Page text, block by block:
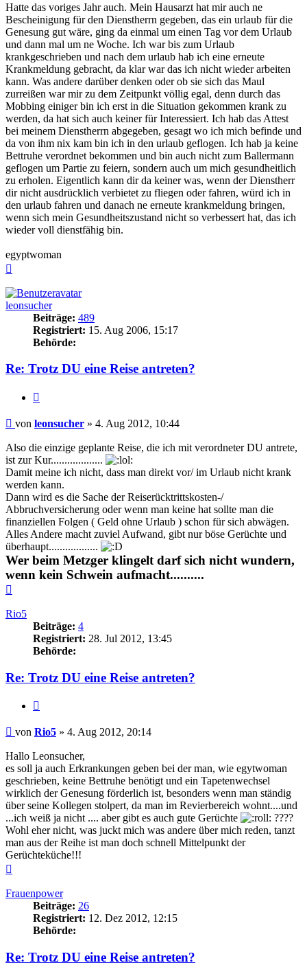
Hatte das voriges Jahr auch. Mein Hausarzt hat mir auch ne
Bescheinigung für den Dienstherrn gegeben, das ein urlaub für die
Genesung gut wäre, ging da einmal um einen Tag vor dem Urlaub
und dann mal um ne Woche. Ich war bis zum Urlaub
krankgeschrieben und nach dem urlaub hab ich eine erneute
Krankmeldung gebracht, da klar war das ich nicht wieder arbeiten
kann. Was andere darüber denken oder ob sie sich das Maul
zurreißen war mir zu dem Zeitpunkt völlig egal, denn durch das
Mobbing einiger bin ich erst in die Situation gekommen krank zu
werden, da hat sich auch keiner für Interessiert. Ich hab das Attest
bei meinem Dienstherrn abgegeben, gesagt wo ich mich befinde und
da von ihm nix kam bin ich in den urlaub geflogen. Ich hab ja keine
Bettruhe verordnet bekommen und bin auch nicht zum Ballermann
geflogen um Partie zu feiern, sondern auch um mich gesundheitlich
zu erholen. Eigentlich kann dir da keiner was, wenn der Dienstherr
dir nicht ausdrücklich verbietet zu fliegen oder fahren, würd ich in
den urlaub fahren und danach ne erneute krankmeldung bringen,
wenn sich mein Gesundheitszustand nicht so verbessert hat, das ich
wieder voll dienstfähig bin.
egyptwoman
leonsucher
Beiträge: 489
Registriert: 15. Aug 2006, 15:17
Behörde:
Re: Trotz DU eine Reise antreten?
Beitrag
von leonsucher » 4. Aug 2012, 10:44
Also die einzige geplante Reise, die ich mit verordneter DU antrete,
ist zur Kur...................
Damit meine ich nicht, dass man direkt vor/ im Urlaub nicht krank
werden kann.
Dann wird es die Sache der Reiserücktrittskosten-/
Abbruchversicherung oder wenn man keine hat sollte man die
finanziellen Folgen ( Geld ohne Urlaub ) schon für sich abwägen.
Alles Andere macht zuviel Aufwand, gibt nur böse Gerüchte und
überhaupt..................
Wer beim Metzger klingelt darf sich nicht wundern,
wenn kein Schwein aufmacht..........
Rio5
Beiträge: 4
Registriert: 28. Jul 2012, 13:45
Behörde:
Re: Trotz DU eine Reise antreten?
Beitrag
von Rio5 » 4. Aug 2012, 20:14
Hallo Leonsucher,
es soll ja auch Erkrankungen geben bei der man, wie egytwoman
geschrieben, keine Bettruhe benötigt und ein Tapetenwechsel
wirklich der Genesung förderlich ist, besonders wenn man ständig
über seine Kollegen stolpert, da man im Revierbereich wohnt....und
...ich weiß ja nicht .... aber gibt es auch gute Gerüchte
????
Wohl eher nicht, was juckt mich was andere über mich reden, tanzt
man aus der Reihe ist man doch schnell Mittelpunkt der
Gerüchteküche!!!
Frauenpower
Beiträge: 26
Registriert: 12. Dez 2012, 12:15
Behörde:
Re: Trotz DU eine Reise antreten?